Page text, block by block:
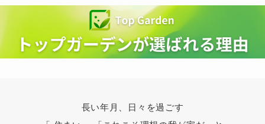
長い年月、日々を過ごす